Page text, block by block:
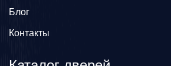
Блог
Контакты